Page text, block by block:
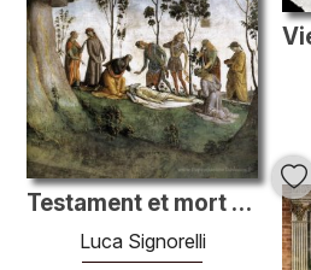
Testament et mort de Moïse (détail)
Luca Signorelli